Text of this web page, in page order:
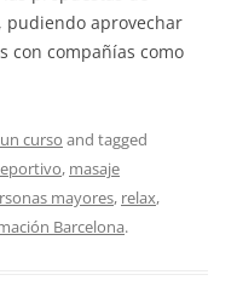
pudiendo aprovechar
con compañías como
curso and tagged
, masaje
mayores, relax,
Barcelona.